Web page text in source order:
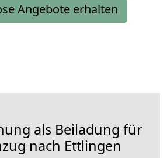
Angebote erhalten
als Beiladung für
nach Ettlingen